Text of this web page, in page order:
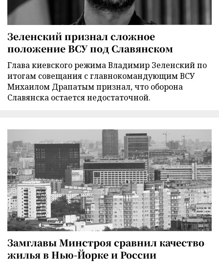
Зеленский признал сложное
положение ВСУ под Славянском
Глава киевского режима Владимир Зеленский по
итогам совещания с главнокомандующим ВСУ
Михаилом Драпатым признал, что оборона
Славянска остается недостаточной.
Замглавы Минстроя сравнил качество
жилья в Нью-Йорке и России